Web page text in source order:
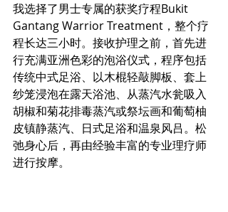
我选择了男士专属的获奖疗程Bukit
Gantang Warrior Treatment，整个疗
程长达三小时。接收护理之前，首先进
行充满亚洲色彩的泡浴仪式，程序包括
传统中式足浴、以木棍轻敲脚板、套上
纱笼浸泡在露天浴池、从蒸汽水瓮吸入
胡椒和菊花排毒蒸汽或祭坛画和葡萄柚
皮镇静蒸汽、日式足浴和温泉风吕。松
弛身心后，再由经验丰富的专业理疗师
进行按摩。